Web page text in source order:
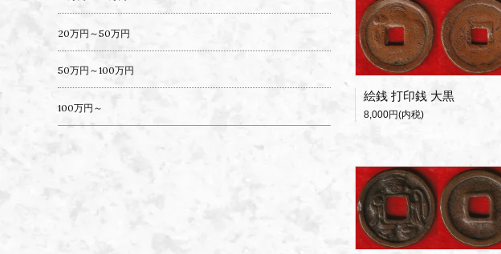
絵銭 打印銭 大黒
8,000円(内税)
20万円～50万円
50万円～100万円
100万円～